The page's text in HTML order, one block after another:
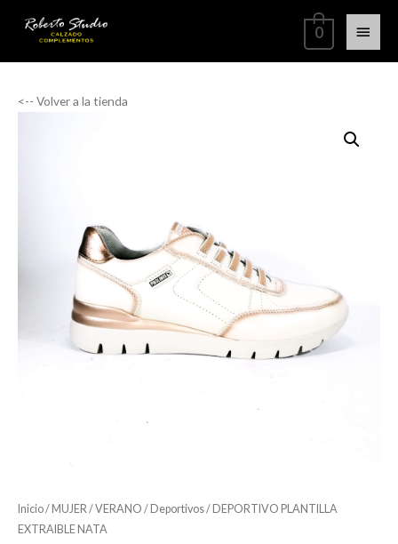
0
<-- Volver a la tienda
Inicio/ MUJER /VERANO / Deportivos/ DEPORTIVO PLANTILLA
EXTRAIBLE NATA